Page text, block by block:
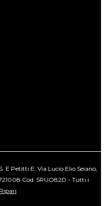
E Petitti E. Via Lucio Elio Seiano,
Cod. 5RUO82D - Tutti i